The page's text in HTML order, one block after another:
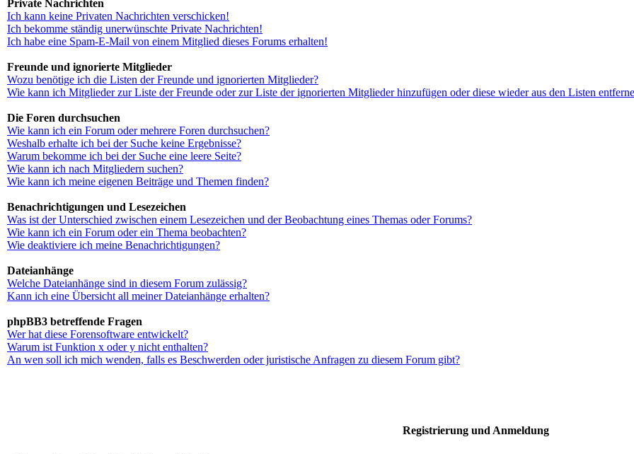
Private Nachrichten
Ich kann keine Privaten Nachrichten verschicken!
Ich bekomme ständig unerwünschte Private Nachrichten!
Ich habe eine Spam-E-Mail von einem Mitglied dieses Forums erhalten!
Freunde und ignorierte Mitglieder
Wozu benötige ich die Listen der Freunde und ignorierten Mitglieder?
Wie kann ich Mitglieder zur Liste der Freunde oder zur Liste der ignorierten Mitglieder hinzufügen oder diese wieder aus den Listen
Die Foren durchsuchen
Wie kann ich ein Forum oder mehrere Foren durchsuchen?
Weshalb erhalte ich bei der Suche keine Ergebnisse?
Warum bekomme ich bei der Suche eine leere Seite?
Wie kann ich nach Mitgliedern suchen?
Wie kann ich meine eigenen Beiträge und Themen finden?
Benachrichtigungen und Lesezeichen
Was ist der Unterschied zwischen einem Lesezeichen und der Beobachtung eines Themas oder Forums?
Wie kann ich ein Forum oder ein Thema beobachten?
Wie deaktiviere ich meine Benachrichtigungen?
Dateianhänge
Welche Dateianhänge sind in diesem Forum zulässig?
Kann ich eine Übersicht all meiner Dateianhänge erhalten?
phpBB3 betreffende Fragen
Wer hat diese Forensoftware entwickelt?
Warum ist Funktion x oder y nicht enthalten?
An wen soll ich mich wenden, falls es Beschwerden oder juristische Anfragen zu diesem Forum gibt?
Registrierung und Anmeldung